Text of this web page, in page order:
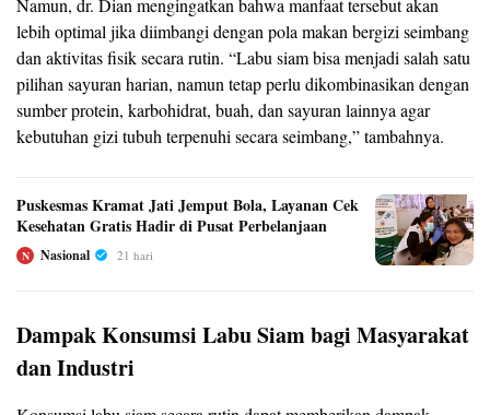
lebih optimal jika diimbangi dengan pola makan bergizi seimbang
dan aktivitas fisik secara rutin. “Labu siam bisa menjadi salah satu
pilihan sayuran harian, namun tetap perlu dikombinasikan dengan
sumber protein, karbohidrat, buah, dan sayuran lainnya agar
kebutuhan gizi tubuh terpenuhi secara seimbang,” tambahnya.
Puskesmas Kramat Jati Jemput Bola, Layanan Cek
Kesehatan Gratis Hadir di Pusat Perbelanjaan
N Nasional 21 hari
Dampak Konsumsi Labu Siam bagi Masyarakat
dan Industri